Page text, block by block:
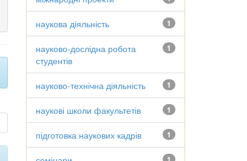
1
наукова діяльність
1
науково-дослідна робота
студентів
1
науково-технічна діяльність
1
наукові школи факультетів
1
підготовка наукових кадрів